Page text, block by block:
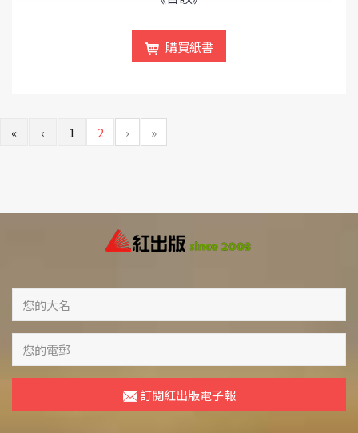
購買紙書
« ‹ 1 2 › »
訂閱紅出版電子報